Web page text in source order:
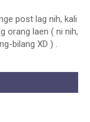
post lag nih, kali
orang laen ( ni nih,
bilang XD ) .